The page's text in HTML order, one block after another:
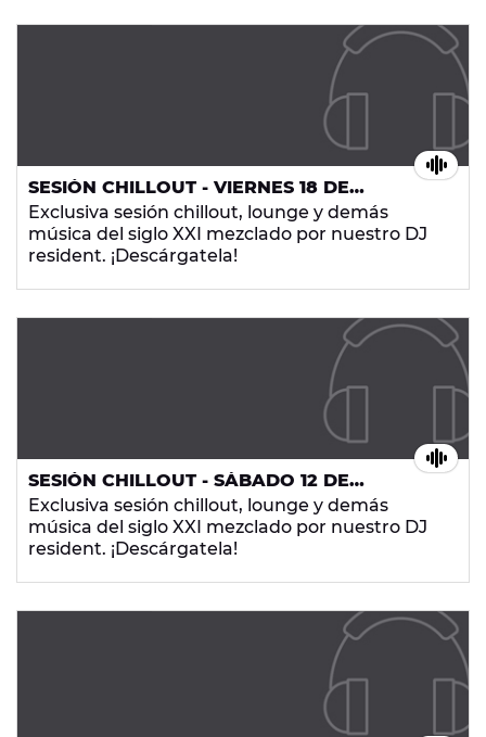
SESIÓN CHILLOUT - VIERNES 18 DE
SEPTIEMBRE DE 2015
Exclusiva sesión chillout, lounge y demás
música del siglo XXI mezclado por nuestro DJ
resident. ¡Descárgatela!
SESIÓN CHILLOUT - SÁBADO 12 DE
SEPTIEMBRE DE 2015
Exclusiva sesión chillout, lounge y demás
música del siglo XXI mezclado por nuestro DJ
resident. ¡Descárgatela!